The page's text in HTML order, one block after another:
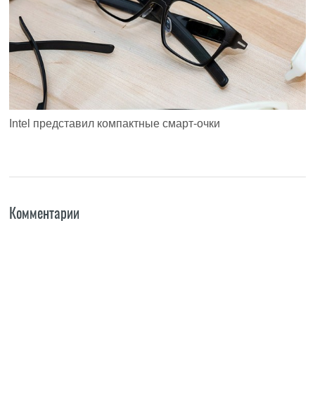
Intel представил компактные смарт-очки
Комментарии